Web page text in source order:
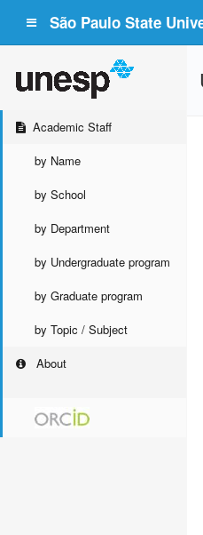
São Paulo State
Academic Staff
by Name
by School
by Department
by Undergraduate program
by Graduate program
by Topic / Subject
About